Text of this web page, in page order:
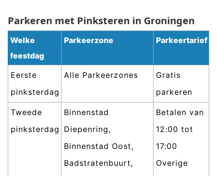
Parkeren met Pinksteren in Groningen
Welke
feestdag
Parkeerzone Parkeertarief
Eerste
pinksterdag
Alle Parkeerzones
Gratis
parkeren
Tweede
pinksterdag
Binnenstad
Diepenring,
Binnenstad Oost,
Badstratenbuurt,
Betalen van
12:00 tot
17:00
Overige